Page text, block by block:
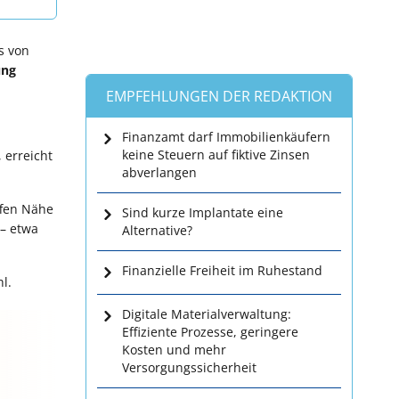
von
erreicht
Nähe
etwa
EMPFEHLUNGEN DER REDAKTION
Finanzamt darf Immobilienkäufern
keine Steuern auf fiktive Zinsen
abverlangen
Sind kurze Implantate eine
Alternative?
Finanzielle Freiheit im Ruhestand
Digitale Materialverwaltung:
Effiziente Prozesse, geringere
Kosten und mehr
Versorgungssicherheit